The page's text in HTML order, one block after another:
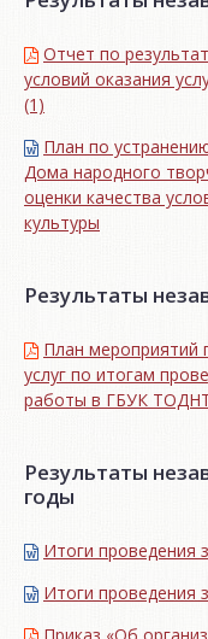
Отчет по
условий оказания
(1)
План по
Дома народного
оценки качества
культуры
Результаты
План мероприятий
услуг по итогам
работы в ГБУК
Результаты
годы
Итоги проведения
Итоги проведения